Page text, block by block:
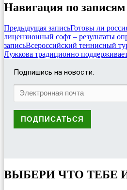
Навигация по записям
Предыдущая записьГотовы ли
лицензионный софт – результаты
записьВсероссийский теннисный
Лужкова традиционно
Подпишись на новости:
ВЫБЕРИ ЧТО ТЕБЕ